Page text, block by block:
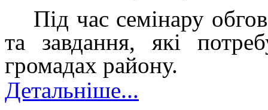
Під час семінару
та завдання, які
громадах району.
Детальніше...